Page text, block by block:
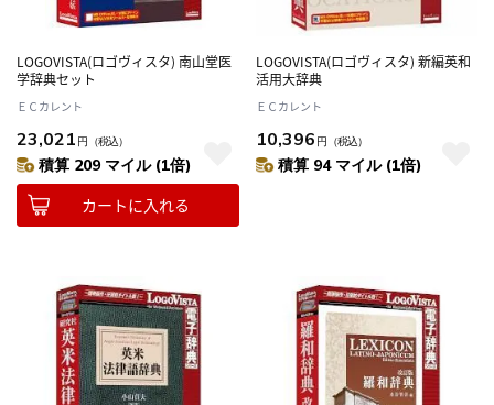
LOGOVISTA(ロゴヴィスタ) 南山堂医
学辞典セット
ＥＣカレント
23,021 円 （税込）
積算 209 マイル (1倍)
カートに入れる
LOGOVISTA(ロゴヴィスタ) 新編英和
活用大辞典
ＥＣカレント
10,396 円 （税込）
積算 94 マイル (1倍)